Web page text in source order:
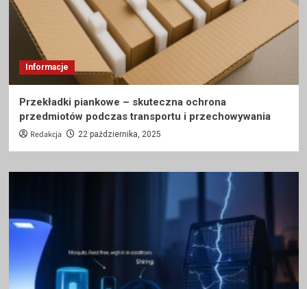
Informacje
Przekładki piankowe – skuteczna ochrona
przedmiotów podczas transportu i przechowywania
Redakcja 22 października, 2025